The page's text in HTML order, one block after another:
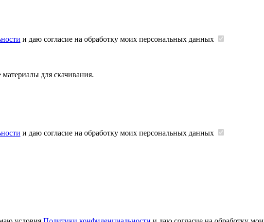
и даю согласие на обработку моих персональных данных
для скачивания.
и даю согласие на обработку моих персональных данных